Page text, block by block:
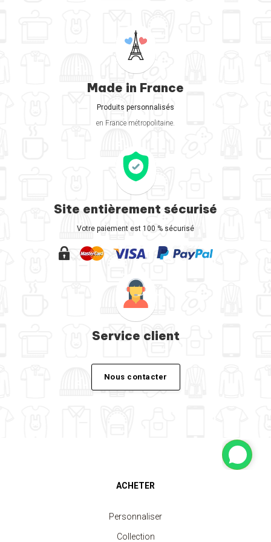
Made in France
Produits personnalisés
en France métropolitaine.
Site entièrement sécurisé
Votre paiement est 100 % sécurisé
Service client
Nous contacter
ACHETER
Personnaliser
Collection